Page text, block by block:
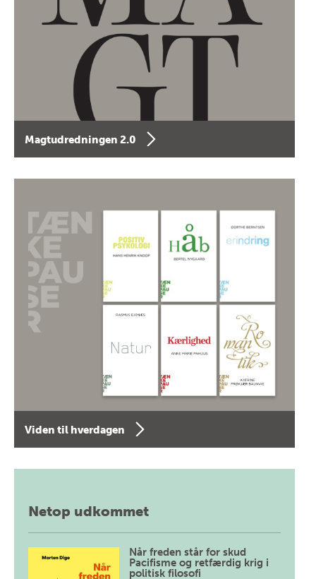
Magtudredningen 2.0
Viden til hverdagen
Netop udkommet
Når freden står for skud
Pacifisme og retfærdig krig i
politisk filosofi